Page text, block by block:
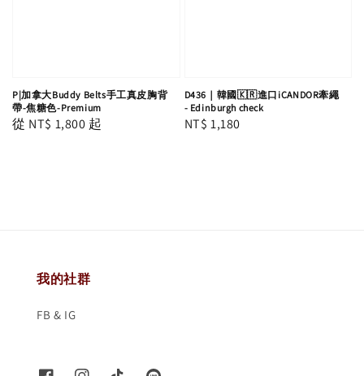
P|加拿大Buddy Belts手工真皮胸背
帶-焦糖色-Premium
Regular
從 NT$ 1,800 起
D436｜韓國🇰🇷進口iCANDOR牽繩
- Edinburgh check
Regular
NT$ 1,180
我的社群
FB & IG